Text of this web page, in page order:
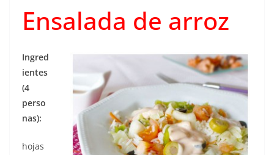
Ensalada de arroz
Ingred
ientes
(4
perso
nas):
hojas